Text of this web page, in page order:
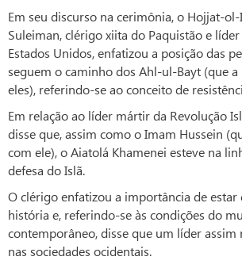
Em seu discurso na cerimônia, o Hojjat-
Suleiman, clérigo xiita do Paquistão e
Estados Unidos, enfatizou a posição das
seguem o caminho dos Ahl-ul-Bayt (que a
eles), referindo-se ao conceito de
Em relação ao líder mártir da Revolução
disse que, assim como o Imam Hussein
com ele), o Aiatolá Khamenei esteve na
defesa do Islã.
O clérigo enfatizou a importância de estar
história e, referindo-se às condições do
contemporâneo, disse que um líder assim
nas sociedades ocidentais.